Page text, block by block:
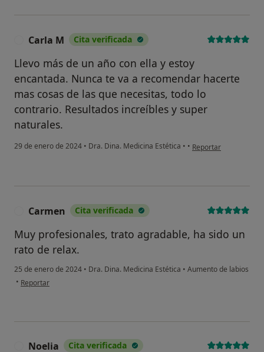
Carla M Cita verificada
Llevo más de un año con ella y estoy
encantada. Nunca te va a recomendar hacerte
mas cosas de las que necesitas, todo lo
contrario. Resultados increíbles y super
naturales.
29 de enero de 2024 • Dra. Dina. Medicina Estética • • en opinión del
Reportar
Carmen Cita verificada
Muy profesionales, trato agradable, ha sido un
rato de relax.
25 de enero de 2024 • Dra. Dina. Medicina Estética • Aumento de labios
• en opinión del usuario Carmen
Reportar
Noelia Cita verificada